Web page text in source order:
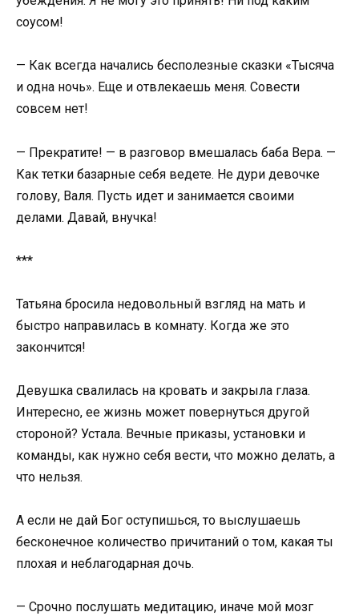
соусом!
— Как всегда начались бесполезные сказки «Тысяча
и одна ночь». Еще и отвлекаешь меня. Совести
совсем нет!
— Прекратите! — в разговор вмешалась баба Вера. —
Как тетки базарные себя ведете. Не дури девочке
голову, Валя. Пусть идет и занимается своими
делами. Давай, внучка!
***
Татьяна бросила недовольный взгляд на мать и
быстро направилась в комнату. Когда же это
закончится!
Девушка свалилась на кровать и закрыла глаза.
Интересно, ее жизнь может повернуться другой
стороной? Устала. Вечные приказы, установки и
команды, как нужно себя вести, что можно делать, а
что нельзя.
А если не дай Бог оступишься, то выслушаешь
бесконечное количество причитаний о том, какая ты
плохая и неблагодарная дочь.
— Срочно послушать медитацию, иначе мой мозг